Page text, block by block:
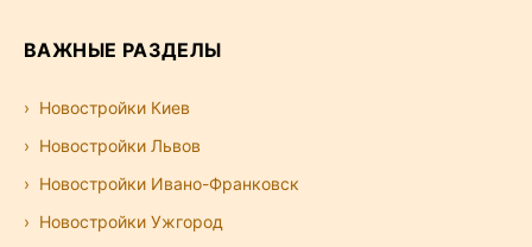
ВАЖНЫЕ РАЗДЕЛЫ
Новостройки Киев
Новостройки Львов
Новостройки Ивано-Франковск
Новостройки Ужгород